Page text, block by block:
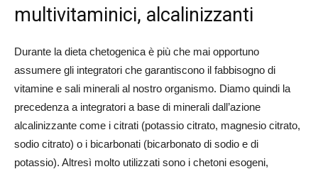
multivitaminici, alcalinizzanti
Durante la dieta chetogenica è più che mai opportuno
assumere gli integratori che garantiscono il fabbisogno di
vitamine e sali minerali al nostro organismo. Diamo quindi la
precedenza a integratori a base di minerali dall’azione
alcalinizzante come i citrati (potassio citrato, magnesio citrato,
sodio citrato) o i bicarbonati (bicarbonato di sodio e di
potassio). Altresì molto utilizzati sono i chetoni esogeni,